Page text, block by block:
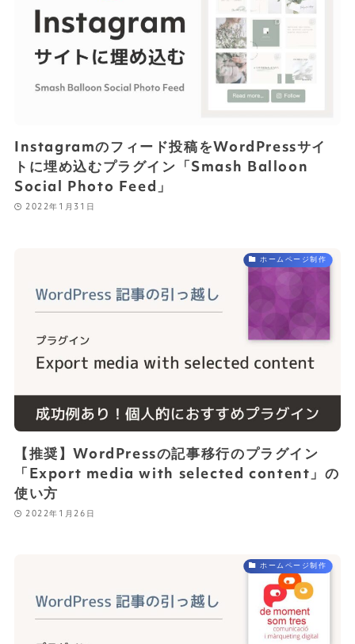
Instagramのフィード投稿をWordPressサイ
トに埋め込むプラグイン「Smash Balloon
Social Photo Feed」
2022年1月31日
ホームページ制作
【推奨】WordPressの記事移行のプラグイン
「Export media with selected content」の
使い方
2022年1月26日
ホームページ制作